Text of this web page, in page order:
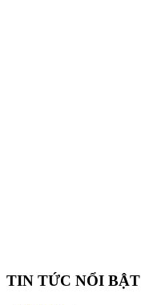
TIN TỨC NỔI BẬT